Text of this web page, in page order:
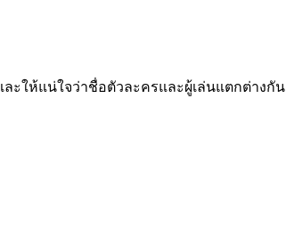
ะให้แน่ใจว่าชื่อตัวละครและผู้เล่นแตกต่างกัน